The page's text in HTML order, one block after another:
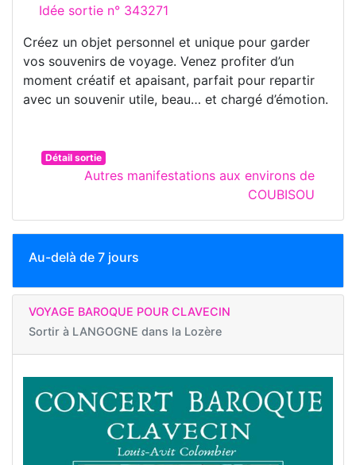
Idée sortie n° 343271
Créez un objet personnel et unique pour garder
vos souvenirs de voyage. Venez profiter d’un
moment créatif et apaisant, parfait pour repartir
avec un souvenir utile, beau… et chargé d’émotion.
Détail sortie
Autres manifestations aux environs de
COUBISOU
Au-delà de 7 jours
VOYAGE BAROQUE POUR CLAVECIN
Sortir à LANGOGNE dans la Lozère